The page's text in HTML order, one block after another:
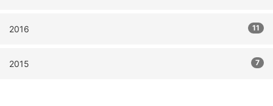
2016 11
2015 7